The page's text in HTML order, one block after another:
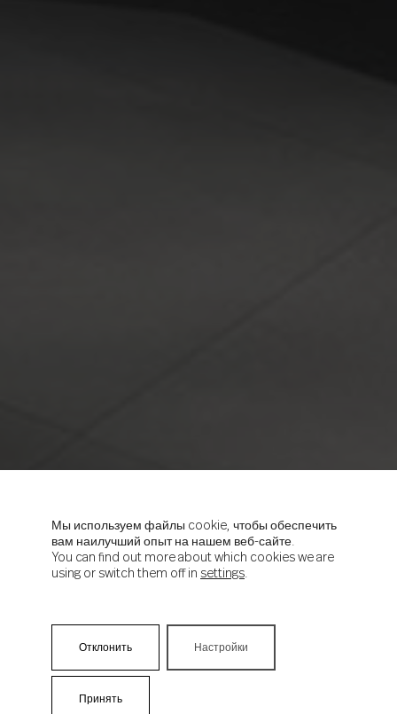
Мы используем файлы cookie, чтобы обеспечить
вам наилучший опыт на нашем веб-сайте.
You can find out more about which cookies we are
using or switch them off in settings.
Принять
Отклонить Настройки